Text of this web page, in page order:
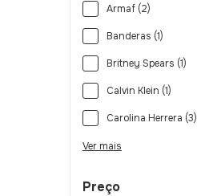
Armaf (2)
Banderas (1)
Britney Spears (1)
Calvin Klein (1)
Carolina Herrera (3)
Ver mais
Preço